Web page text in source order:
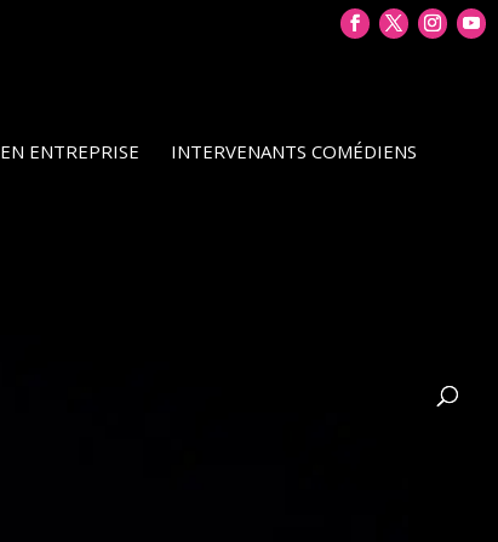
EN ENTREPRISE INTERVENANTS COMÉDIENS